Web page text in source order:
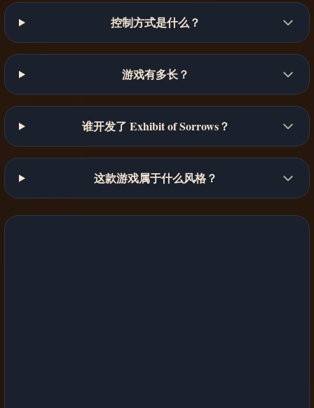
控制方式是什么？
游戏有多长？
谁开发了 Exhibit of Sorrows？
这款游戏属于什么风格？